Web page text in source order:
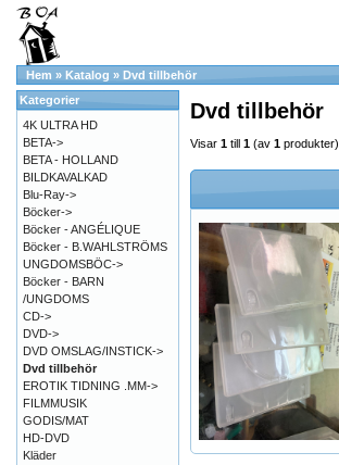
Hem » Katalog » Dvd tillbehör
Dvd tillbehör
Visar 1 till 1 (av 1 produkter)
Kategorier
4K ULTRA HD
BETA->
BETA - HOLLAND
BILDKAVALKAD
Blu-Ray->
Böcker->
Böcker - ANGÉLIQUE
Böcker - B.WAHLSTRÖMS
UNGDOMSBÖC->
Böcker - BARN
/UNGDOMS
CD->
DVD->
DVD OMSLAG/INSTICK->
Dvd tillbehör
EROTIK TIDNING .MM->
FILMMUSIK
GODIS/MAT
HD-DVD
Kläder